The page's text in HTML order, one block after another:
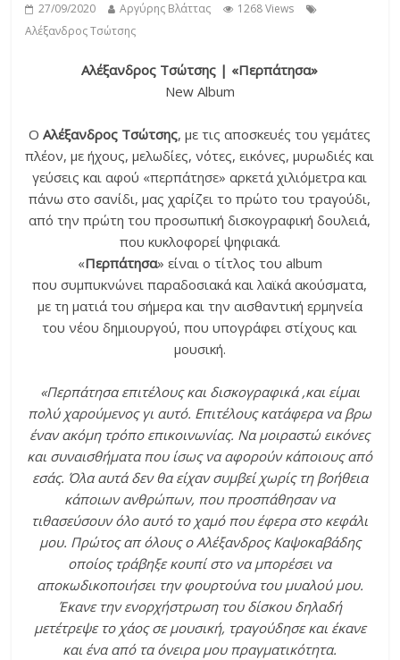
27/09/2020 Αργύρης Βλάττας
1268 Views
Αλέξανδρος Τσώτσης
Αλέξανδρος Τσώτσης | «Περπάτησα»
New Album
ΟΑλέξανδρος Τσώτσης, με τις αποσκευές του γεμάτες
πλέον, με ήχους, μελωδίες, νότες, εικόνες, μυρωδιές και
γεύσεις και αφού «περπάτησε» αρκετά χιλιόμετρα και
πάνω στο σανίδι, μας χαρίζει το πρώτο του τραγούδι,
από την πρώτη του προσωπική δισκογραφική δουλειά,
που κυκλοφορεί ψηφιακά.
«Περπάτησα» είναι ο τίτλος του album
που συμπυκνώνει παραδοσιακά και λαϊκά ακούσματα,
με τη ματιά του σήμερα και την αισθαντική ερμηνεία
του νέου δημιουργού, που υπογράφει στίχους και
μουσική.
«Περπάτησα επιτέλους και δισκογραφικά ,και είμαι
πολύ χαρούμενος γι αυτό. Επιτέλους κατάφερα να βρω
έναν ακόμη τρόπο επικοινωνίας. Να μοιραστώ εικόνες
και συναισθήματα που ίσως να αφορούν κάποιους από
εσάς. Όλα αυτά δεν θα είχαν συμβεί χωρίς τη βοήθεια
κάποιων ανθρώπων, που προσπάθησαν να
τιθασεύσουν όλο αυτό το χαμό που έφερα στο κεφάλι
μου. Πρώτος απ όλους ο Αλέξανδρος Καψοκαβάδης
οποίος τράβηξε κουπί στο να μπορέσει να
αποκωδικοποιήσει την φουρτούνα του μυαλού μου.
Έκανε την ενορχήστρωση του δίσκου δηλαδή
μετέτρεψε το χάος σε μουσική, τραγούδησε και έκανε
και ένα από τα όνειρα μου πραγματικότητα.